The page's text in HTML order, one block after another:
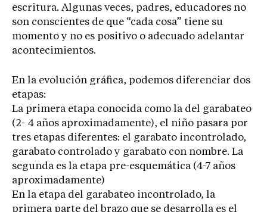
escritura. Algunas veces, padres, educadores no
son conscientes de que “cada cosa” tiene su
momento y no es positivo o adecuado adelantar
acontecimientos.
En la evolución gráfica, podemos diferenciar dos
etapas:
La primera etapa conocida como la del garabateo
(2- 4 años aproximadamente), el niño pasara por
tres etapas diferentes: el garabato incontrolado,
garabato controlado y garabato con nombre. La
segunda es la etapa pre-esquemática (4-7 años
aproximadamente)
En la etapa del garabateo incontrolado, la
primera parte del brazo que se desarrolla es el